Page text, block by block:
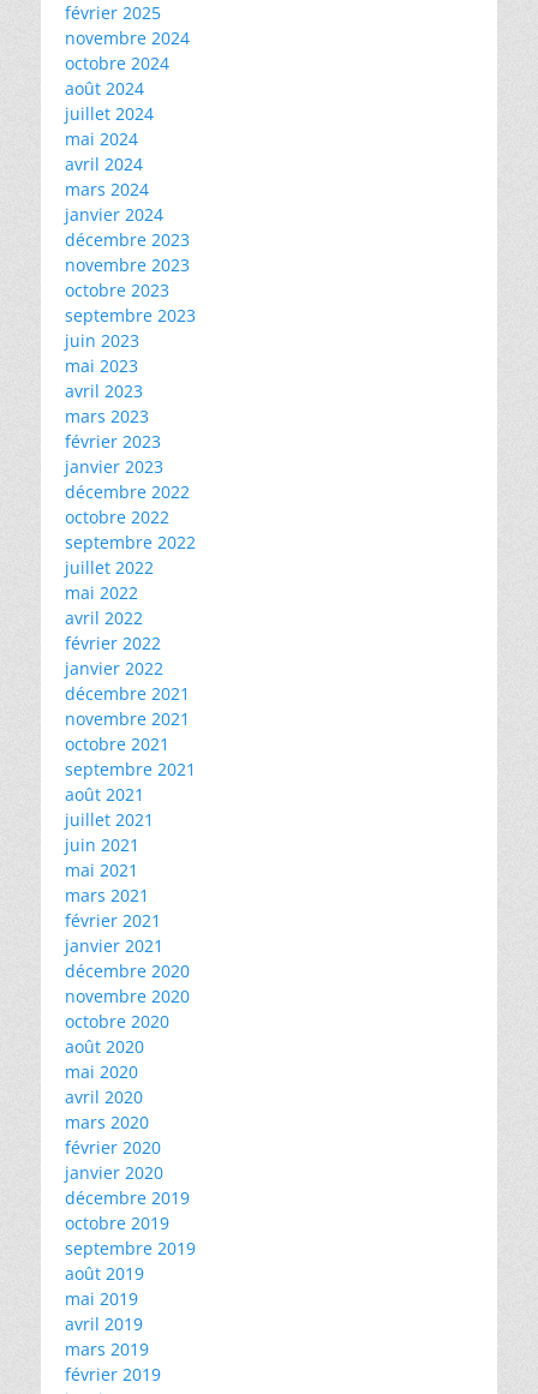
février 2025
novembre 2024
octobre 2024
août 2024
juillet 2024
mai 2024
avril 2024
mars 2024
janvier 2024
décembre 2023
novembre 2023
octobre 2023
septembre 2023
juin 2023
mai 2023
avril 2023
mars 2023
février 2023
janvier 2023
décembre 2022
octobre 2022
septembre 2022
juillet 2022
mai 2022
avril 2022
février 2022
janvier 2022
décembre 2021
novembre 2021
octobre 2021
septembre 2021
août 2021
juillet 2021
juin 2021
mai 2021
mars 2021
février 2021
janvier 2021
décembre 2020
novembre 2020
octobre 2020
août 2020
mai 2020
avril 2020
mars 2020
février 2020
janvier 2020
décembre 2019
octobre 2019
septembre 2019
août 2019
mai 2019
avril 2019
mars 2019
février 2019